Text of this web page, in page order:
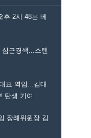
후 2시 48분 베
근경색...스텐
표 역임...김대
탄생 기여
장례위원장 김